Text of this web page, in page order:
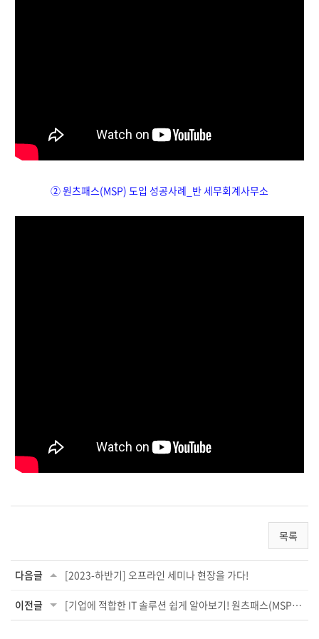
② 원츠패스(MSP) 도입 성공사례_반 세무회계사무소
목록
다음글 [2023-하반기] 오프라인 세미나 현장을 가다!
이전글 [기업에 적합한 IT 솔루션 쉽게 알아보기! 원츠패스(MSP)&SASE 솔루...